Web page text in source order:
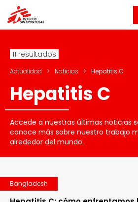
11 resultados
Actualidad > Noticias > Hepatitis C
Hepatitis C
Accede a nuestras últimas noticias
conoce más sobre nuestro trabajo
alrededor del mundo.
Bangladesh